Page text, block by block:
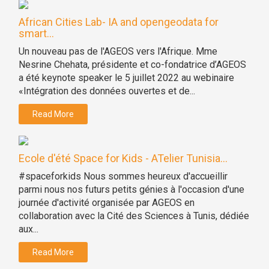
African Cities Lab- IA and opengeodata for
smart...
Un nouveau pas de l'AGEOS vers l'Afrique. Mme
Nesrine Chehata, présidente et co-fondatrice d’AGEOS
a été keynote speaker le 5 juillet 2022 au webinaire
«Intégration des données ouvertes et de...
Read More
Ecole d'été Space for Kids - ATelier Tunisia...
#spaceforkids Nous sommes heureux d'accueillir
parmi nous nos futurs petits génies à l'occasion d'une
journée d'activité organisée par AGEOS en
collaboration avec la Cité des Sciences à Tunis, dédiée
aux...
Read More